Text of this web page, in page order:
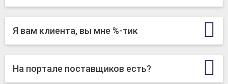
Я вам клиента, вы мне %-тик
На портале поставщиков есть?